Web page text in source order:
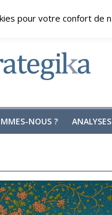
NOUS ? ANALYSES
pour votre confort de